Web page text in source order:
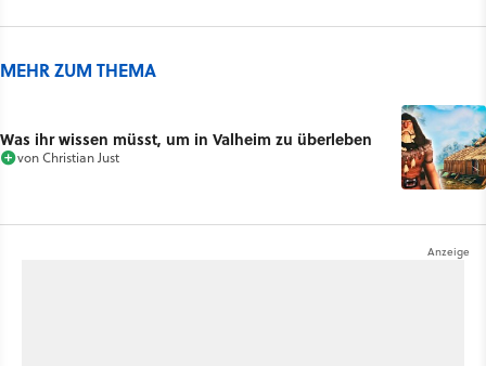
MEHR ZUM THEMA
Was ihr wissen müsst, um in Valheim zu überleben
vonChristian Just